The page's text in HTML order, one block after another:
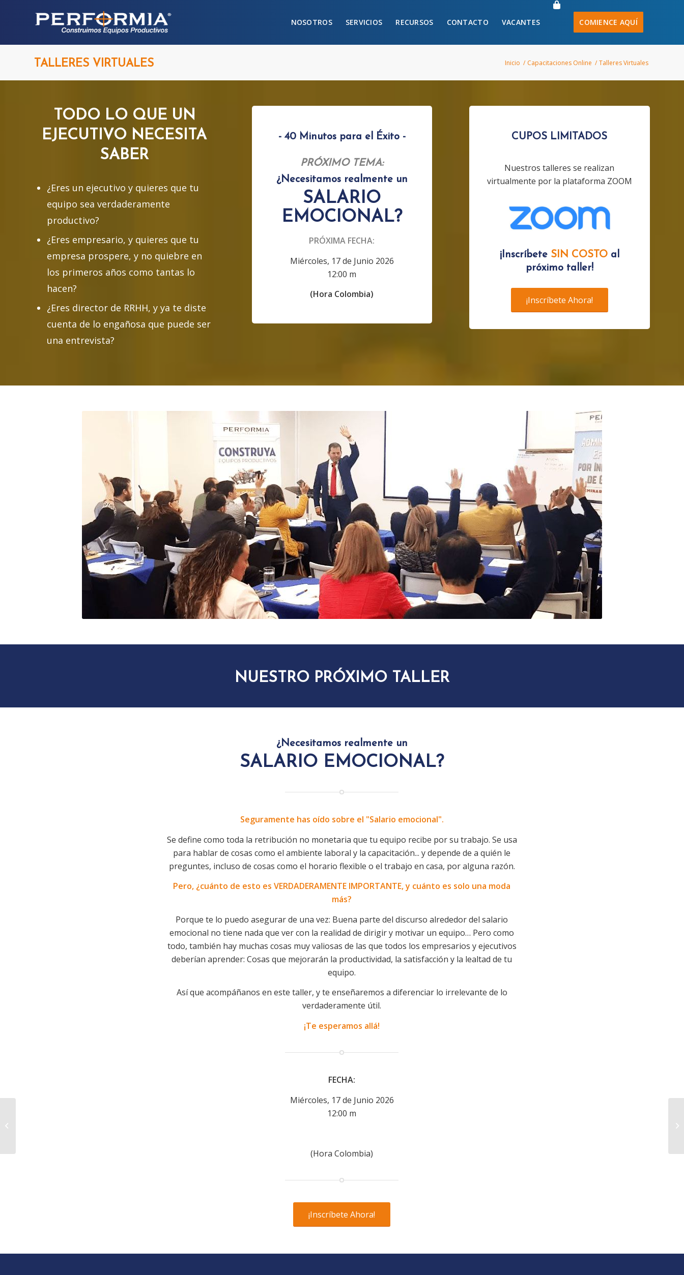
NOSOTROS SERVICIOS RECURSOS CONTACTO VACANTES COMIENCE AQUÍ
TALLERES VIRTUALES Inicio / Capacitaciones Online / Talleres Virtuales
TODO LO QUE UN
EJECUTIVO NECESITA
SABER
¿Eres un ejecutivo y quieres que tu
equipo sea verdaderamente
productivo?
¿Eres empresario, y quieres que tu
empresa prospere, y no quiebre en
los primeros años como tantas lo
hacen?
¿Eres director de RRHH, y ya te diste
cuenta de lo engañosa que puede ser
una entrevista?
- 40 Minutos para el Éxito -
PRÓXIMO TEMA:
¿Necesitamos realmente un
SALARIO
EMOCIONAL?
PRÓXIMA FECHA:
Miércoles, 17 de Junio 2026
12:00 m
(Hora Colombia)
CUPOS LIMITADOS
Nuestros talleres se realizan
virtualmente por la plataforma ZOOM
¡Inscríbete SIN COSTOal
próximo taller!
¡Inscríbete Ahora!
NUESTRO PRÓXIMO TALLER
¿Necesitamos realmente un
SALARIO EMOCIONAL?
Seguramente has oído sobre el "Salario emocional".
Se define como toda la retribución no monetaria que tu equipo recibe por su trabajo. Se usa
para hablar de cosas como el ambiente laboral y la capacitación... y depende de a quién le
preguntes, incluso de cosas como el horario flexible o el trabajo en casa, por alguna razón.
Pero, ¿cuánto de esto es VERDADERAMENTE IMPORTANTE, y cuánto es solo una moda
más?
Porque te lo puedo asegurar de una vez: Buena parte del discurso alrededor del salario
emocional no tiene nada que ver con la realidad de dirigir y motivar un equipo… Pero como
todo, también hay muchas cosas muy valiosas de las que todos los empresarios y ejecutivos
deberían aprender: Cosas que mejorarán la productividad, la satisfacción y la lealtad de tu
equipo.
Así que acompáñanos en este taller, y te enseñaremos a diferenciar lo irrelevante de lo
verdaderamente útil.
¡Te esperamos allá!
FECHA:
Miércoles, 17 de Junio 2026
12:00 m
(Hora Colombia)
¡Inscríbete Ahora!